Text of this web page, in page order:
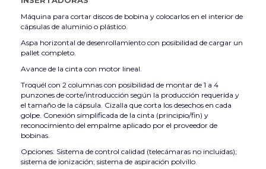
Máquina para cortar discos de bobina y colocarlos en el interior de
cápsulas de aluminio o plástico.
Aspa horizontal de desenrollamiento con posibilidad de cargar un
pallet completo.
Avance de la cinta con motor lineal.
Troquél con 2 columnas con posibilidad de montar de 1 a 4
punzones de corte/introducción según la producción requerida y
el tamaño de la cápsula. Cizalla que corta los desechos en cada
golpe. Conexión simplificada de la cinta (principio/fin) y
reconocimiento del empalme aplicado por el proveedor de
bobinas.
Opciones: Sistema de control calidad (telecámaras no incluidas);
sistema de ionización; sistema de aspiración polvillo.